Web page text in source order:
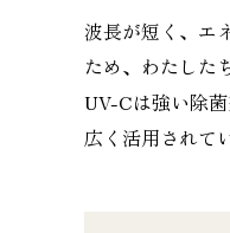
波長が短く、エ
ため、わたした
UV-Cは強い除
広く活用されて